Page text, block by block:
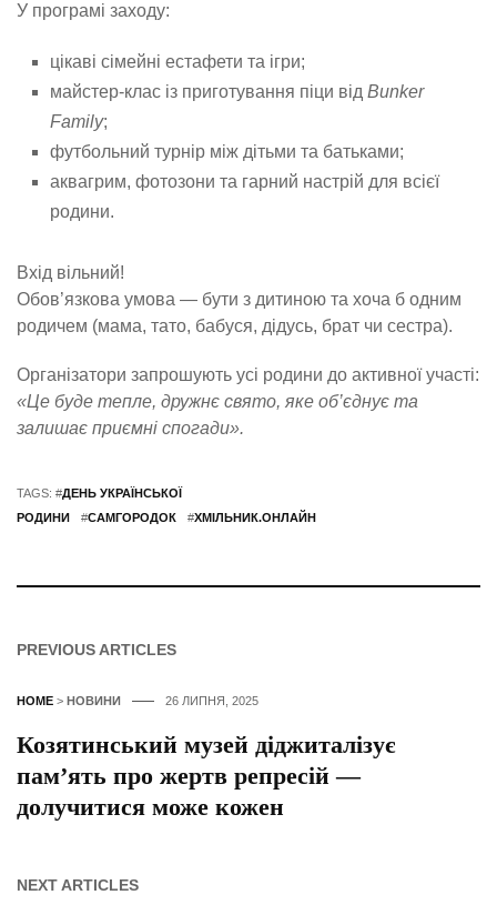
У програмі заходу:
цікаві сімейні естафети та ігри;
майстер-клас із приготування піци від Bunker
Family;
футбольний турнір між дітьми та батьками;
аквагрим, фотозони та гарний настрій для всієї
родини.
Вхід вільний!
Обов’язкова умова — бути з дитиною та хоча б одним
родичем (мама, тато, бабуся, дідусь, брат чи сестра).
Організатори запрошують усі родини до активної участі:
«Це буде тепле, дружнє свято, яке об’єднує та
залишає приємні спогади».
TAGS: #ДЕНЬ УКРАЇНСЬКОЇ
РОДИНИ
#САМГОРОДОК #ХМІЛЬНИК.ОНЛАЙН
PREVIOUS ARTICLES
HOME > НОВИНИ 26 ЛИПНЯ, 2025
Козятинський музей діджиталізує
пам’ять про жертв репресій —
долучитися може кожен
NEXT ARTICLES